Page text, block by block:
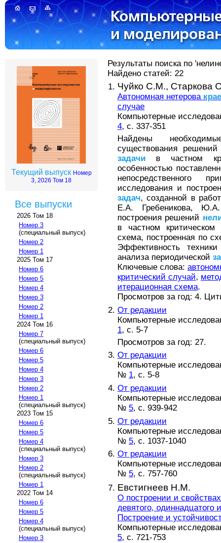
Текущий выпуск Номер
3, 2026 Том 18
Все выпуски
2026 Том 18
Номер 3
(специальный выпуск)
Номер 2
Номер 1
2025 Том 17
Номер 6
Номер 5
Номер 4
Номер 3
Номер 2
Номер 1
2024 Том 16
Номер 7
(специальный выпуск)
Номер 6
Номер 5
Номер 4
Номер 3
Номер 2
Номер 1
(специальный выпуск)
2023 Том 15
Номер 6
Номер 5
Номер 4
(специальный выпуск)
Номер 3
Номер 2
(специальный выпуск)
Номер 1
2022 Том 14
Номер 6
Номер 5
Номер 4
(специальный выпуск)
Номер 3
Результаты поиска по
Найдено статей: 22
Чуйко С.М., Старкова
Автономная нетерова
случае
Компьютерные
4, с. 337-351
Найдены
существования
задачи в частном
особенностью
непосредственного
исследования и
задач, созданной в
Е.А. Гребеникова,
построения решений
в частном критическом
схема, построенная по
Эффективность
анализа периодической
Ключевые слова:
критический случай,
итерационная схема.
Просмотров за год: 4.
От редакции
Компьютерные
1, с. 5-7
Просмотров за год: 27.
От редакции
Компьютерные
№ 1, с. 5-8
От редакции
Компьютерные
№ 5, с. 939-942
От редакции
Компьютерные
№ 5, с. 1037-1040
От редакции
Компьютерные
№ 5, с. 757-760
Евстигнеев Н.М.
О построении и
девятого, одиннадцатого
Построение и
Компьютерные
5, с. 721-753